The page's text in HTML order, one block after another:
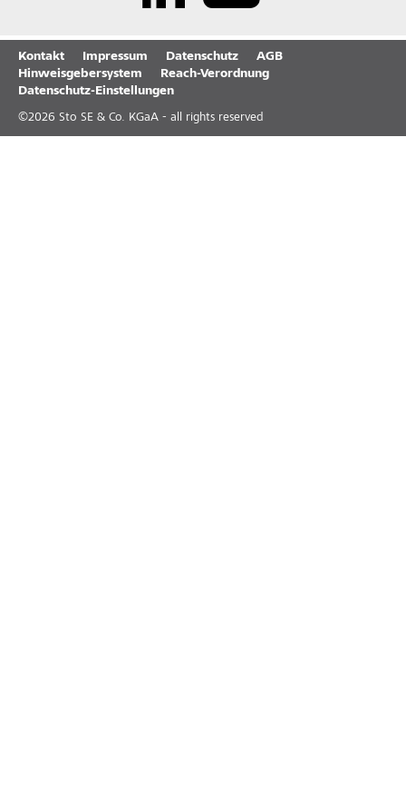
Kontakt Impressum Datenschutz
AGB
Hinweisgebersystem
Reach-Verordnung
Datenschutz-Einstellungen
©2026 Sto SE & Co. KGaA - all rights reserved